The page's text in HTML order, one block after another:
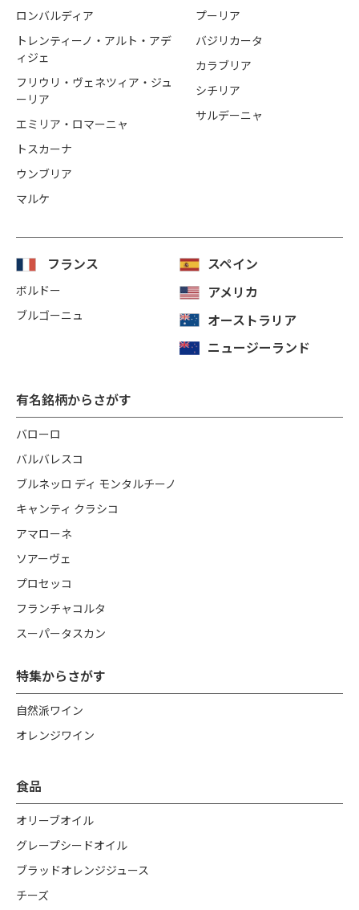
ロンバルディア
トレンティーノ・アルト・アデ
ィジェ
フリウリ・ヴェネツィア・ジュ
ーリア
エミリア・ロマーニャ
トスカーナ
ウンブリア
マルケ
プーリア
バジリカータ
カラブリア
シチリア
サルデーニャ
フランス
ボルドー
ブルゴーニュ
スペイン
アメリカ
オーストラリア
ニュージーランド
有名銘柄からさがす
バローロ
バルバレスコ
ブルネッロ ディ モンタルチーノ
キャンティ クラシコ
アマローネ
ソアーヴェ
プロセッコ
フランチャコルタ
スーパータスカン
特集からさがす
自然派ワイン
オレンジワイン
食品
オリーブオイル
グレープシードオイル
ブラッドオレンジジュース
チーズ